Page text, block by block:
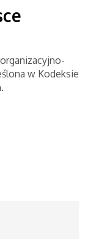
w Kodeksie